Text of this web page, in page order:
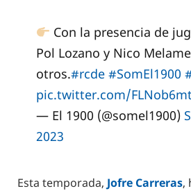
Con la presencia de
Pol Lozano y Nico
otros.#rcde #SomEl1900
pic.twitter.com/
— El 1900 (@somel1900)
2023
Esta temporada, Jofre Carreras,